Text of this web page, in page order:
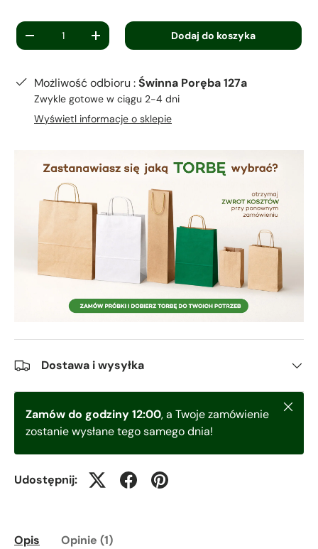
Ilość
-
+ Dodaj do koszyka
Możliwość odbioru :Świnna Poręba 127a
Zwykle gotowe w ciągu 2-4 dni
Wyświetl informacje o sklepie
Dostawa i wysyłka
Zamów do godziny 12:00, a Twoje zamówienie
zostanie wysłane tego samego dnia!
Udostępnij:
Opis Opinie (1)